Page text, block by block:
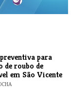
para
de roubo de
em São Vicente